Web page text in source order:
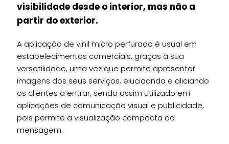
visibilidade desde o interior, mas não a
partir do exterior.
A aplicação de vinil micro perfurado é usual em
estabelecimentos comerciais, graças à sua
versatilidade, uma vez que permite apresentar
imagens dos seus serviços, elucidando e aliciando
os clientes a entrar, sendo assim utilizado em
aplicações de comunicação visual e publicidade,
pois permite a visualização compacta da
mensagem.